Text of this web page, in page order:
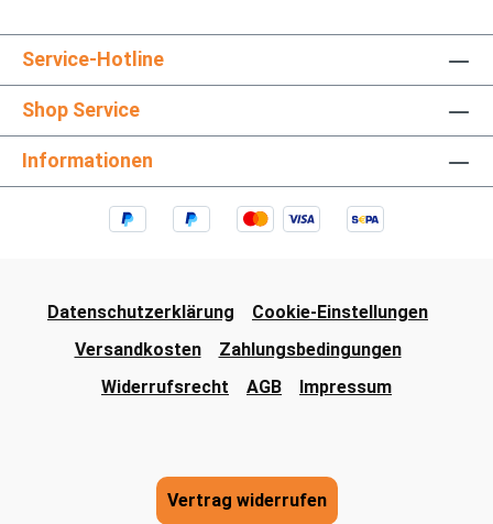
Service-Hotline
Shop Service
Informationen
Datenschutzerklärung
Cookie-Einstellungen
Versandkosten
Zahlungsbedingungen
Widerrufsrecht
AGB Impressum
Vertrag widerrufen